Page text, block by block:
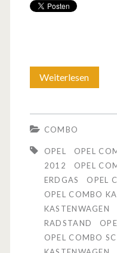
Weiterlesen
e
u
e
O
p
COMBO
OPEL OPEL
2012
OPEL
ERDGAS
OPEL
OPEL COMBO
KASTENWAGEN
RADSTAND
OPEL COMBO